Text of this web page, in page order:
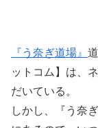
『う奈ぎ道場』
ットコム】は、
だいている。
しかし、『う奈